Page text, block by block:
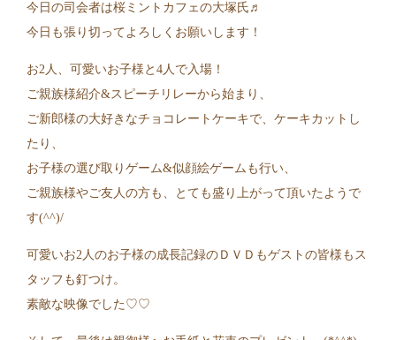
今日の司会者は桜ミントカフェの大塚氏♬
今日も張り切ってよろしくお願いします！
お2人、可愛いお子様と4人で入場！
ご親族様紹介&スピーチリレーから始まり、
ご新郎様の大好きなチョコレートケーキで、ケーキカットし
たり、
お子様の選び取りゲーム&似顔絵ゲームも行い、
ご親族様やご友人の方も、とても盛り上がって頂いたようで
す(^^)/
可愛いお2人のお子様の成長記録のＤＶＤもゲストの皆様もス
タッフも釘つけ。
素敵な映像でした♡♡